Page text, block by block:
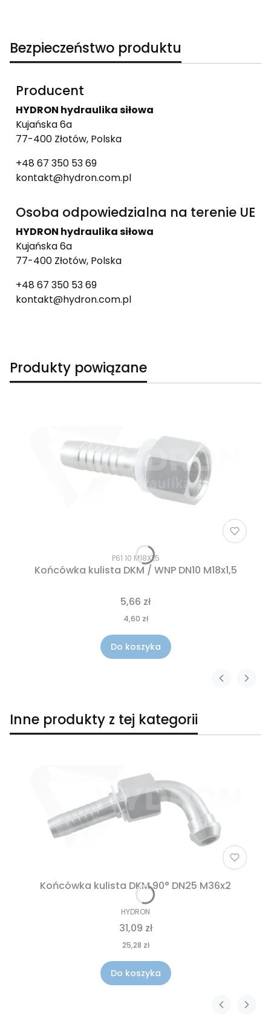
Bezpieczeństwo produktu
Producent
HYDRON hydraulika siłowa
Kujańska 6a
77-400 Złotów, Polska
+48 67 350 53 69
kontakt@hydron.com.pl
Osoba odpowiedzialna na terenie UE
HYDRON hydraulika siłowa
Kujańska 6a
77-400 Złotów, Polska
+48 67 350 53 69
kontakt@hydron.com.pl
Produkty powiązane
P61 10 M18X1,5
Końcówka kulista DKM / WNP DN10 M18x1,5
5,66 zł
4,60 zł
Do koszyka
Inne produkty z tej kategorii
Końcówka kulista DKM 90° DN25 M36x2
HYDRON
31,09 zł
25,28 zł
Do koszyka